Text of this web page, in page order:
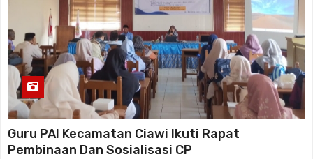
Guru PAI Kecamatan Ciawi Ikuti Rapat
Pembinaan Dan Sosialisasi CP